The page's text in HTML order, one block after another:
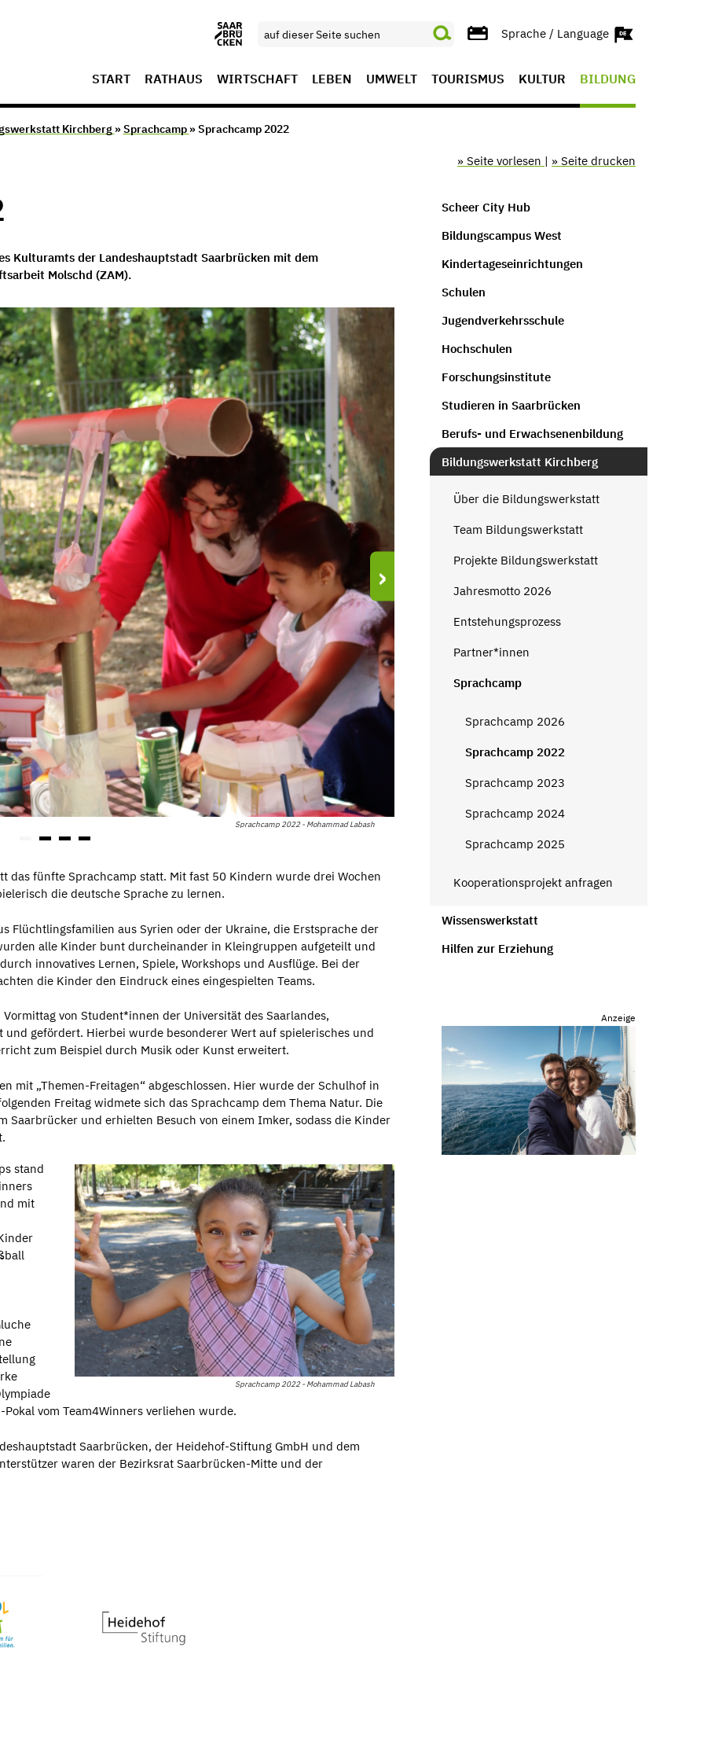
Sprache / Language
START RATHAUS WIRTSCHAFT LEBEN UMWELT TOURISMUS KULTUR BILDUNG
Kirchberg »Sprachcamp » Sprachcamp 2022
» Seite vorlesen | » Seite drucken
Kulturamts der Landeshauptstadt Saarbrücken mit dem
Molschd (ZAM).
Sprachcamp 2022 - Mohammad Labash
›
das fünfte Sprachcamp statt. Mit fast 50 Kindern wurde drei Wochen
die deutsche Sprache zu lernen.
Flüchtlingsfamilien aus Syrien oder der Ukraine, die Erstsprache der
alle Kinder bunt durcheinander in Kleingruppen aufgeteilt und
innovatives Lernen, Spiele, Workshops und Ausflüge. Bei der
die Kinder den Eindruck eines eingespielten Teams.
von Student*innen der Universität des Saarlandes,
gefördert. Hierbei wurde besonderer Wert auf spielerisches und
zum Beispiel durch Musik oder Kunst erweitert.
mit „Themen-Freitagen“ abgeschlossen. Hier wurde der Schulhof in
Freitag widmete sich das Sprachcamp dem Thema Natur. Die
Saarbrücker und erhielten Besuch von einem Imker, sodass die Kinder
Sprachcamp 2022 - Mohammad Labash
stand
mit
vom Team4Winners verliehen wurde.
Saarbrücken, der Heidehof-Stiftung GmbH und dem
waren der Bezirksrat Saarbrücken-Mitte und der
Scheer City Hub
Bildungscampus West
Kindertageseinrichtungen
Schulen
Jugendverkehrsschule
Hochschulen
Forschungsinstitute
Studieren in Saarbrücken
Berufs- und Erwachsenenbildung
Bildungswerkstatt Kirchberg
Über die Bildungswerkstatt
Team Bildungswerkstatt
Projekte Bildungswerkstatt
Jahresmotto 2026
Entstehungsprozess
Partner*innen
Sprachcamp
Sprachcamp 2026
Sprachcamp 2022
Sprachcamp 2023
Sprachcamp 2024
Sprachcamp 2025
Kooperationsprojekt anfragen
Wissenswerkstatt
Hilfen zur Erziehung
Anzeige